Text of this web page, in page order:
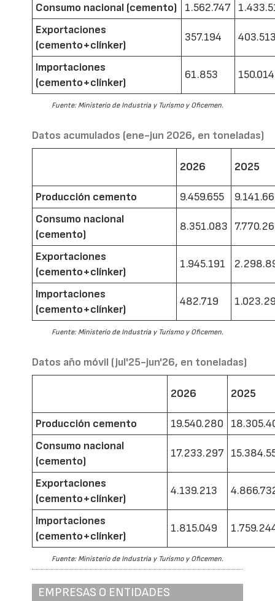
Consumo nacional (cemento)
1.562.747
Exportaciones
(cemento+clínker)
357.194
Importaciones
(cemento+clínker)
61.853 150.014
Fuente: Ministerio de Industria y Turismo y Oficemen.
Datos acumulados (ene-jun 2026, en toneladas)
2026 2025
Producción cemento 9.459.655
Consumo nacional
(cemento)
8.351.083
Exportaciones
(cemento+clínker)
1.945.191
Importaciones
(cemento+clínker)
482.719
Fuente: Ministerio de Industria y Turismo y Oficemen.
Datos año móvil (jul'25-jun'26, en toneladas)
2026 2025
Producción cemento 19.540.280
Consumo nacional
(cemento)
17.233.297
Exportaciones
(cemento+clínker)
4.139.213
Importaciones
(cemento+clínker)
1.815.049
Fuente: Ministerio de Industria y Turismo y Oficemen.
EMPRESAS O ENTIDADES